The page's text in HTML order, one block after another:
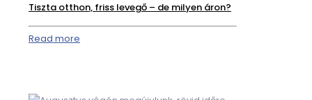
Tiszta otthon, friss levegő – de milyen áron?
Read more